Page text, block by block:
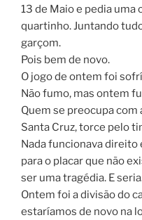
13 de Maio e pedia uma
quartinho. Juntando
garçom.
Pois bem de novo.
O jogo de ontem foi
Não fumo, mas ontem
Quem se preocupa com
Santa Cruz, torce pelo
Nada funcionava direito
para o placar que não
ser uma tragédia. E
Ontem foi a divisão do
estaríamos de novo na